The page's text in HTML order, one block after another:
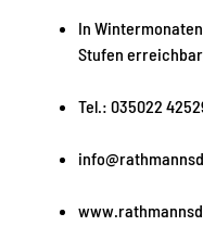
In
Stufen
Tel.: 035022